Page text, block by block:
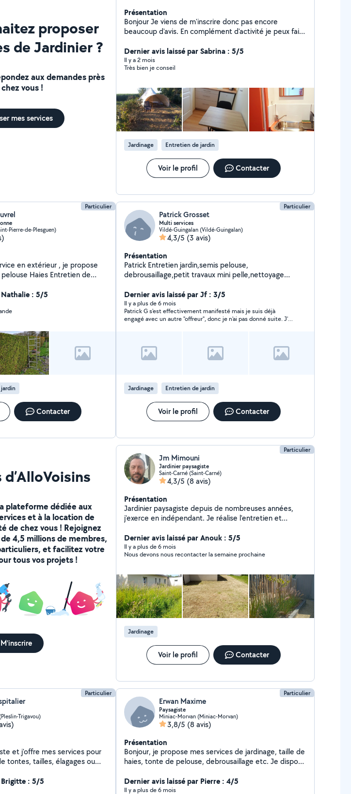
proposer
de Jardinier ?
aux demandes près
vous !
mes services
Présentation
Bonjour Je viens de m'inscrire donc pas encore
beaucoup d'avis. En complément d'activité je peux faire
complet plusieurs maisons) et l'entretien espace vert
taille de haies etc. Ceci est mon métier d'origine
exercé pendant de longues années
Dernier avis laissé par Sabrina : 5/5
Il y a 2 mois
Très bien je conseil
Jardinage Entretien de jardin
Voir le profil Contacter
Particulier
Pierre-de-Plesguen)
propose
Entretien de
: 5/5
Contacter
Particulier
Patrick Grosset
Multi services
Vildé-Guingalan (Vildé-Guingalan)
4,3/5 (3 avis)
Présentation
Patrick Entretien jardin,semis pelouse,
debrousaillage,petit travaux mini pelle,nettoyage
Dernier avis laissé par Jf : 3/5
Il y a plus de 6 mois
Patrick G s'est effectivement manifesté mais je suis déjà
engagé avec un autre "offreur", donc je n'ai pas donné suite. J'ai
Jardinage Entretien de jardin
Voir le profil Contacter
plateforme dédiée aux
et à la location de
de chez vous ! Rejoignez
4,5 millions de membres,
et facilitez votre
tous vos projets !
M'inscrire
Particulier
Jm Mimouni
Jardinier paysagiste
Saint-Carné (Saint-Carné)
4,3/5 (8 avis)
Présentation
Jardinier paysagiste depuis de nombreuses années,
j'exerce en indépendant. Je réalise l'entretien et
régulière. Règlement en CESU accepté
Dernier avis laissé par Anouk : 5/5
Il y a plus de 6 mois
Nous devons nous recontacter la semaine prochaine
Jardinage
Voir le profil Contacter
Particulier
Trigavou)
et j'offre mes services pour
tontes, tailles, élagages ou
mail.
Brigitte : 5/5
Particulier
Erwan Maxime
Paysagiste
Miniac-Morvan (Miniac-Morvan)
3,8/5 (8 avis)
Présentation
Bonjour, je propose mes services de jardinage, taille de
haies, tonte de pelouse, debrousaillage etc. Je dispose
véhicule Cordialement
Dernier avis laissé par Pierre : 4/5
Il y a plus de 6 mois